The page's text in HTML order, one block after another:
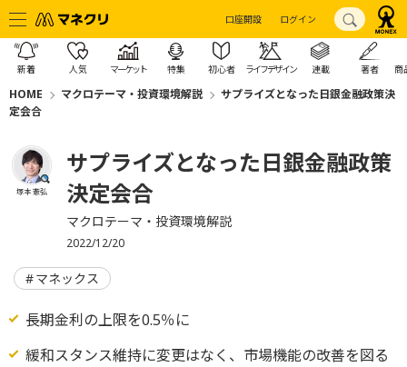
口座開設 ログイン
新着 人気 マーケット 特集 初心者 ライフデザイン 連載 著者 商
HOME マクロテーマ・投資環境解説
サプライズとなった日銀金融政策決
定会合
塚本 憲弘
サプライズとなった日銀金融政策
決定会合
マクロテーマ・投資環境解説
2022/12/20
マネックス
長期金利の上限を0.5％に
緩和スタンス維持に変更はなく、市場機能の改善を図る